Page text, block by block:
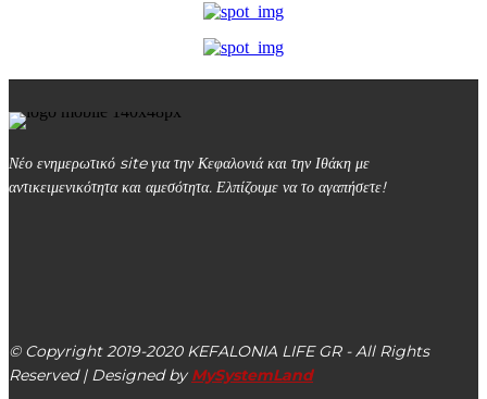
Νέο ενημερωτικό site για την Κεφαλονιά και την Ιθάκη με
αντικειμενικότητα και αμεσότητα. Ελπίζουμε να το αγαπήσετε!
© Copyright 2019-2020 KEFALONIA LIFE GR - All Rights
Reserved | Designed by MySystemLand